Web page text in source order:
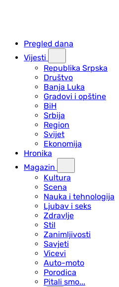
Pregled dana
Vijesti
Republika Srpska
Društvo
Banja Luka
Gradovi i opštine
BiH
Srbija
Region
Svijet
Ekonomija
Hronika
Magazin
Kultura
Scena
Nauka i tehnologija
Ljubav i seks
Zdravlje
Stil
Zanimljivosti
Savjeti
Vicevi
Auto-moto
Porodica
Pitali smo...